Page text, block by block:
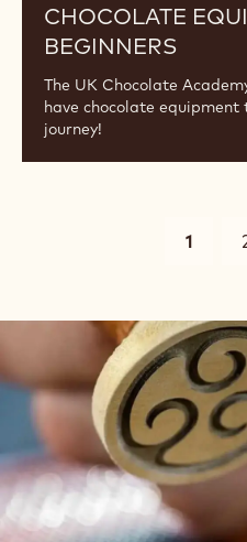
CHOCOLATE
BEGINNERS
The UK Chocolate
have chocolate
journey!
1